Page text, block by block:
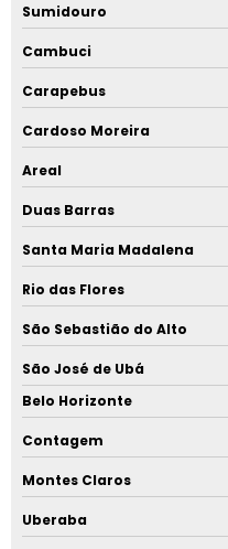
Sumidouro
Cambuci
Carapebus
Cardoso Moreira
Areal
Duas Barras
Santa Maria Madalena
Rio das Flores
São Sebastião do Alto
São José de Ubá
Belo Horizonte
Contagem
Montes Claros
Uberaba